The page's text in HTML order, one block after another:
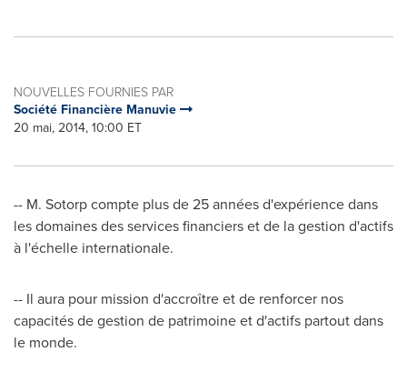
NOUVELLES FOURNIES PAR
Société Financière Manuvie
20 mai, 2014, 10:00 ET
-- M. Sotorp compte plus de 25 années d'expérience dans
les domaines des services financiers et de la gestion d'actifs
à l'échelle internationale.
-- Il aura pour mission d'accroître et de renforcer nos
capacités de gestion de patrimoine et d'actifs partout dans
le monde.